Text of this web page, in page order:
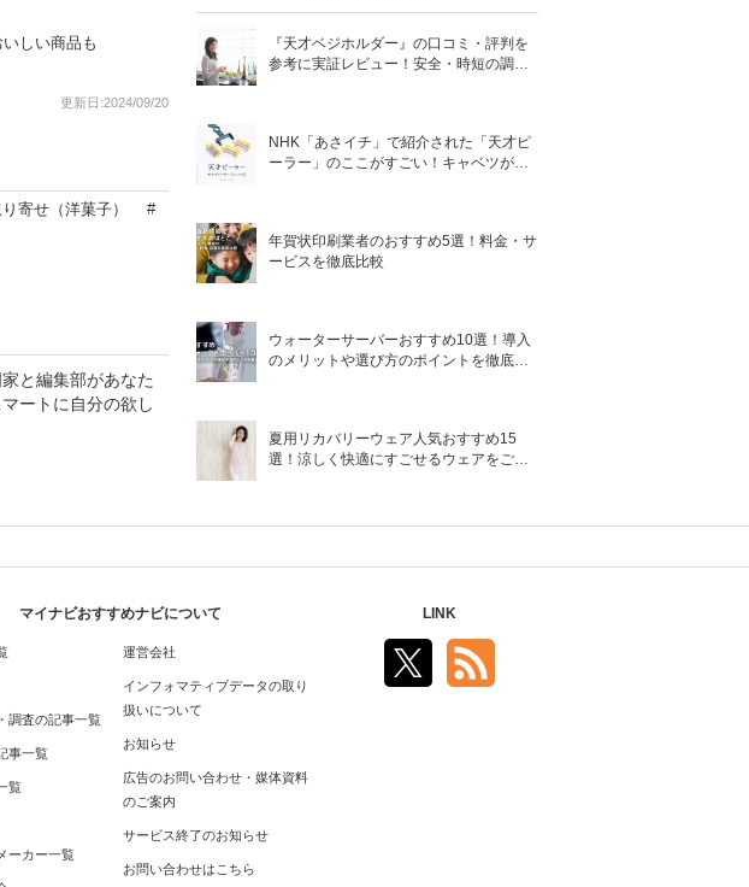
しい商品も
更新日:2024/09/20
寄せ（洋菓子）
#
と編集部があなた
ートに自分の欲し
『天才ベジホルダー』の口コミ・評判を
参考に実証レビュー！安全・時短の調理
NHK「あさイチ」で紹介された「天才ピ
ーラー」のここがすごい！キャベツがほ
年賀状印刷業者のおすすめ5選！料金・サ
ービスを徹底比較
ウォーターサーバーおすすめ10選！導入
のメリットや選び方のポイントを徹底解
夏用リカバリーウェア人気おすすめ15
選！涼しく快適にすごせるウェアをご紹
マイナビおすすめナビについて
調査の記事一覧
事一覧
覧
ーカー一覧
運営会社
インフォマティブデータの取り
扱いについて
お知らせ
広告のお問い合わせ・媒体資料
のご案内
サービス終了のお知らせ
お問い合わせはこちら
LINK